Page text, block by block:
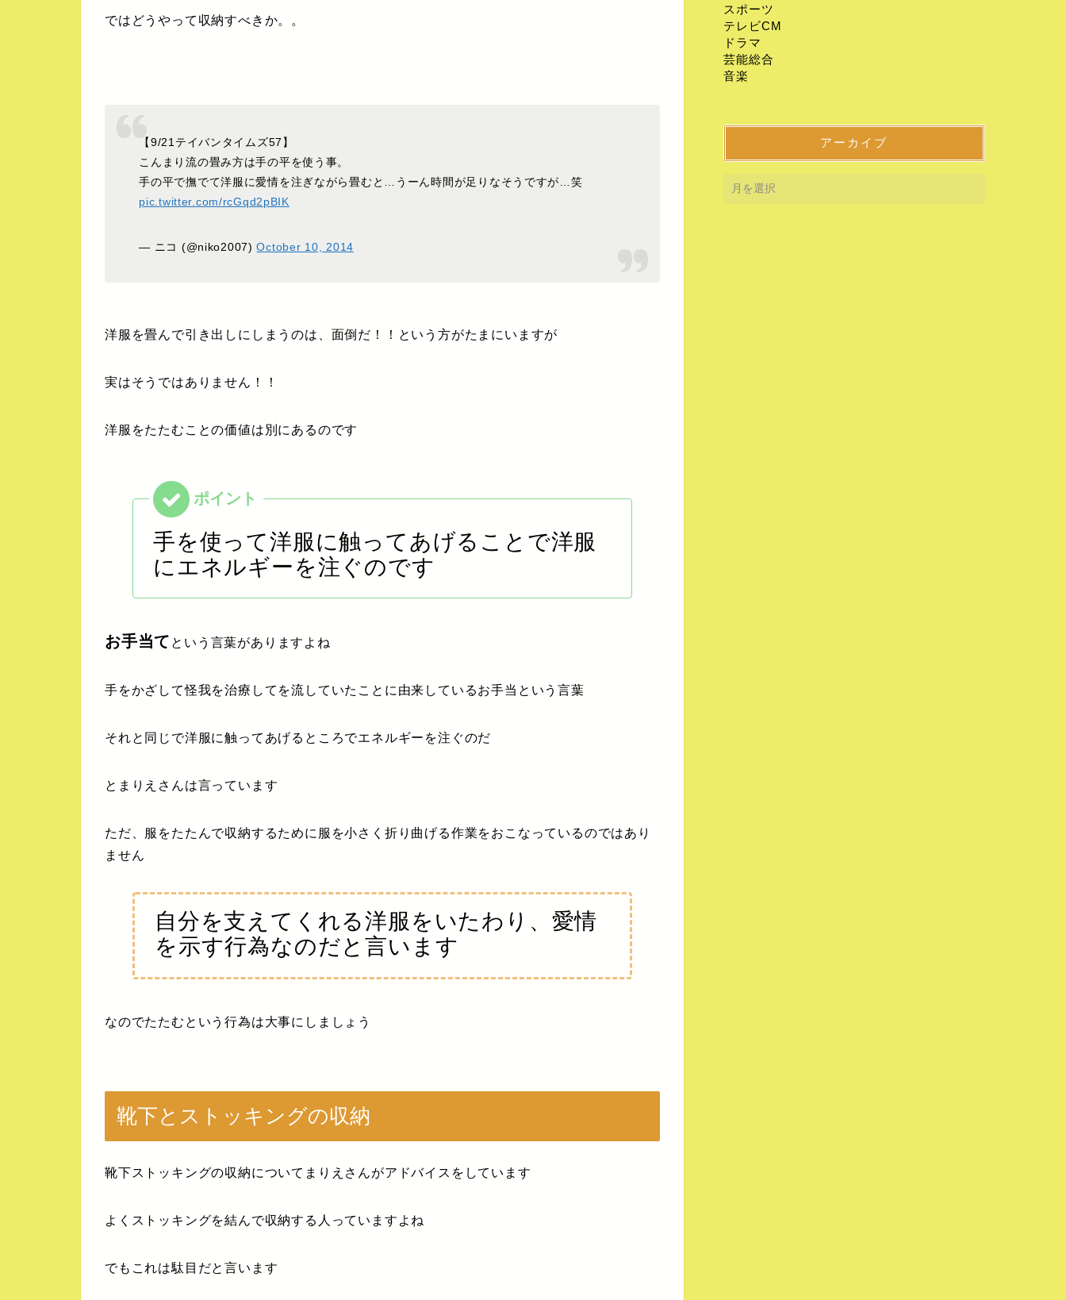
ではどうやって収納すべきか。。
【9/21テイバンタイムズ57】
こんまり流の畳み方は手の平を使う事。
手の平で撫でて洋服に愛情を注ぎながら畳むと…うーん時間が足りなそうですが…笑
pic.twitter.com/rcGqd2pBIK
— ニコ (@niko2007)October 10, 2014
洋服を畳んで引き出しにしまうのは、面倒だ！！という方がたまにいますが
実はそうではありません！！
洋服をたたむことの価値は別にあるのです
手を使って洋服に触ってあげることで洋服
にエネルギーを注ぐのです
お手当て という言葉がありますよね
手をかざして怪我を治療してを流していたことに由来しているお手当という言葉
それと同じで洋服に触ってあげるところでエネルギーを注ぐのだ
とまりえ さんは言っています
ただ、服をたたんで収納するために服を小さく折り曲げる作業をおこなっているのではあり
ません
自分を支えてくれる洋服をいたわり、愛情
を示す行為なのだと言います
なのでたたむという行為は大事にしましょう
靴下とストッキングの収納
靴下ストッキングの収納についてまりえさんがアドバイスをしています
よくストッキングを結んで収納する人っていますよね
でもこれは駄目だと言います
スポーツ
テレビCM
ドラマ
芸能総合
音楽
アーカイブ